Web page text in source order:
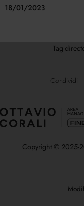
18/01/2023
Tag
Condividi
Copyright © 2025-